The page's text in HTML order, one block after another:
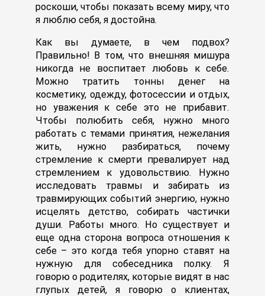
роскоши, чтобы показать всему миру, что
я люблю себя, я достойна.
Как вы думаете, в чем подвох?
Правильно! В том, что внешняя мишура
никогда не воспитает любовь к себе.
Можно тратить тонны денег на
косметику, одежду, фотосессии и отдых,
но уважения к себе это не прибавит.
Чтобы полюбить себя, нужно много
работать с темами принятия, нежелания
жить, нужно разбираться, почему
стремление к смерти превалирует над
стремлением к удовольствию. Нужно
исследовать травмы и забирать из
травмирующих событий энергию, нужно
исцелять детство, собирать частички
души. Работы много. Но существует и
еще одна сторона вопроса отношения к
себе – это когда тебя упорно ставят на
нужную для собеседника полку. Я
говорю о родителях, которые видят в нас
глупых детей, я говорю о клиентах,